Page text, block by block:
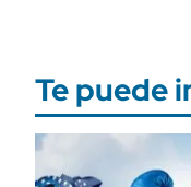
Te puede